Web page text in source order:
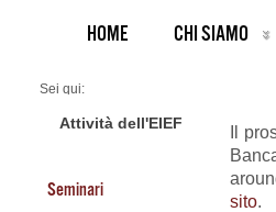
HOME CHI SIAMO
Sei qui:
ARCHIVIO NOTIZIE
The World Bank Report “Fair
Attività dell'EIEF
Seminari
Il
sito.